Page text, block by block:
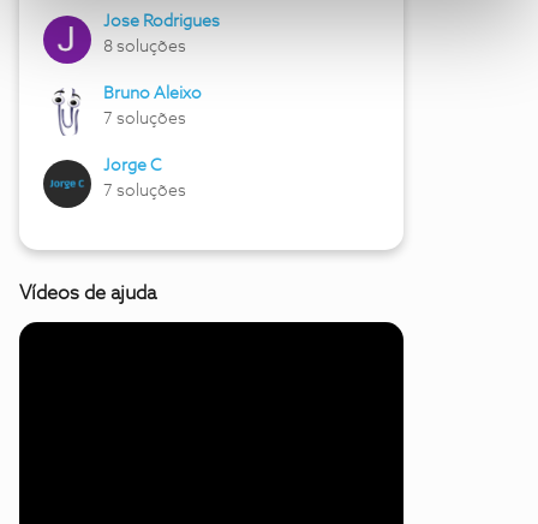
Jose Rodrigues
8 soluções
Bruno Aleixo
7 soluções
Jorge C
7 soluções
Vídeos de ajuda